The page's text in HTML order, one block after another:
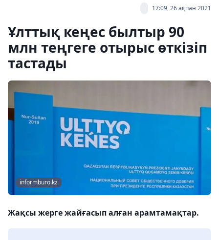
17:09, 26 ақпан 2021
Ұлттық кеңес былтыр 90
млн теңгеге отырыс өткізіп
тастады
informburo.kz
Жақсы жерге жайғасып алған арамтамақтар.